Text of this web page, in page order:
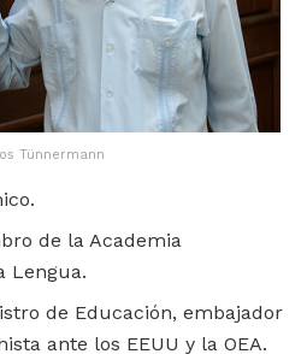
Tünnermann
de la Academia
Lengua.
de Educación, embajador
ante los EEUU y la OEA.